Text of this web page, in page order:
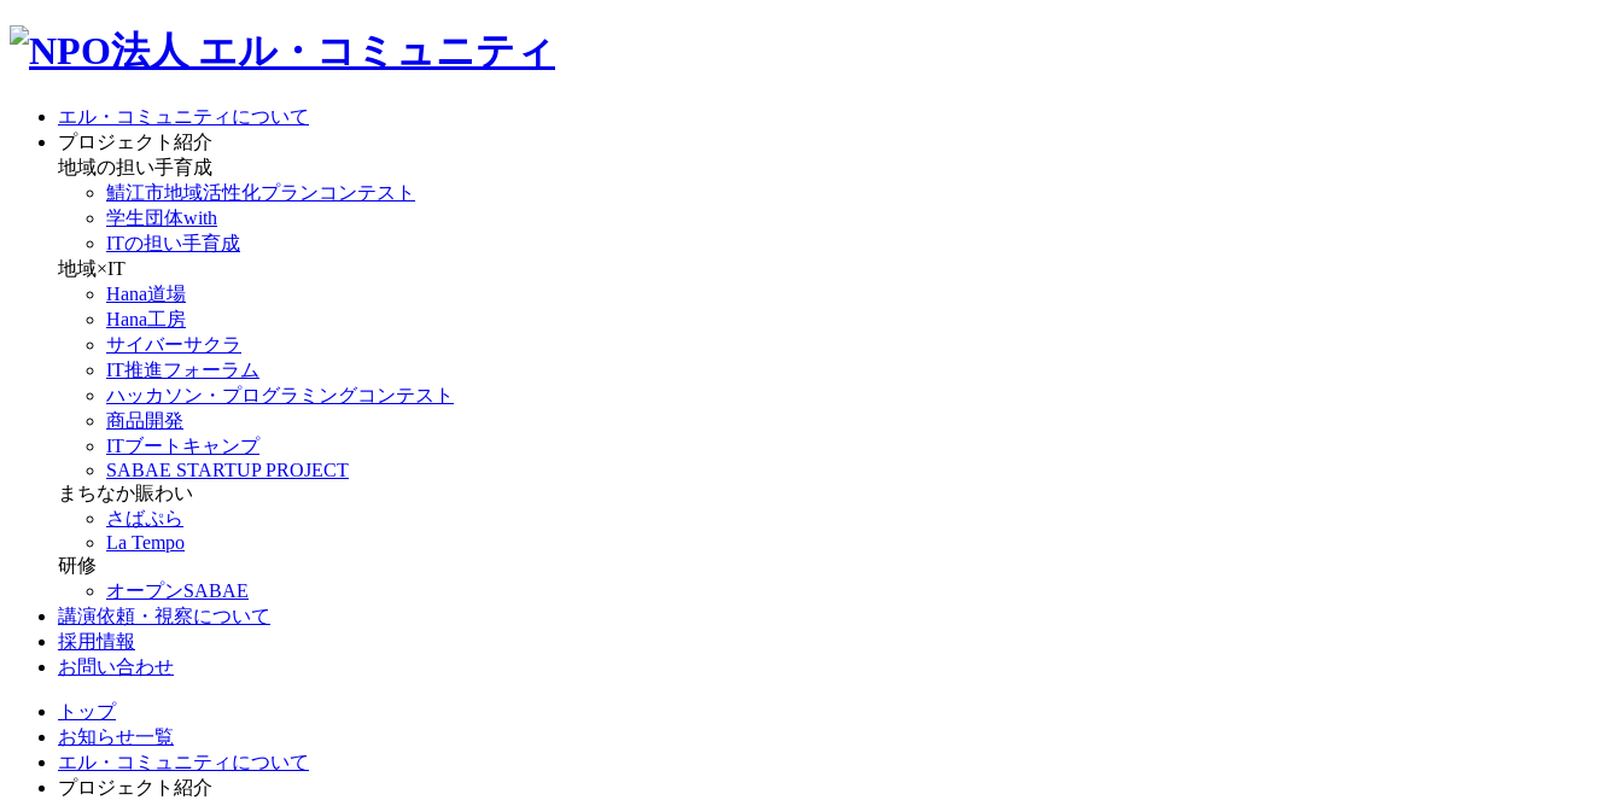
エル・コミュニティについて
プロジェクト紹介
地域の担い手育成
鯖江市地域活性化プランコンテスト
学生団体with
ITの担い手育成
地域×IT
Hana道場
Hana工房
サイバーサクラ
IT推進フォーラム
ハッカソン・プログラミングコンテスト
商品開発
ITブートキャンプ
SABAE STARTUP PROJECT
まちなか賑わい
さばぷら
La Tempo
研修
オープンSABAE
講演依頼・視察について
採用情報
お問い合わせ
トップ
お知らせ一覧
エル・コミュニティについて
プロジェクト紹介